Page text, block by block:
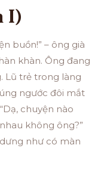
I)
buồn!” – ông già
khàn. Ông đang
Lũ trẻ trong làng
ngước đôi mắt
chuyện nào
không ông?”
như có màn